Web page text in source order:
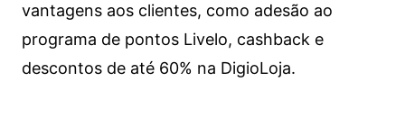
vantagens aos clientes, como adesão ao
programa de pontos Livelo, cashback e
descontos de até 60% na DigioLoja.